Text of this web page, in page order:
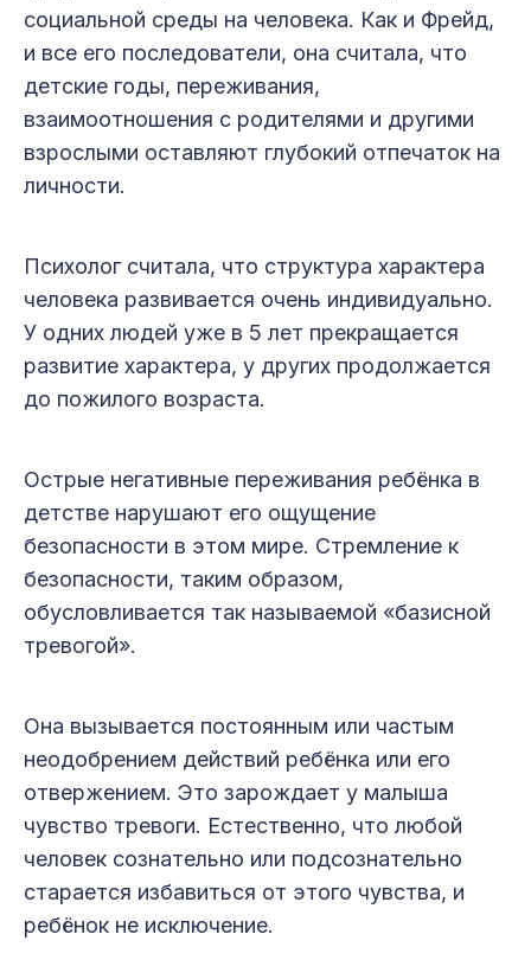
социальной среды на человека. Как и Фрейд,
и все его последователи, она считала, что
детские годы, переживания,
взаимоотношения с родителями и другими
взрослыми оставляют глубокий отпечаток на
личности.
Психолог считала, что структура характера
человека развивается очень индивидуально.
У одних людей уже в 5 лет прекращается
развитие характера, у других продолжается
до пожилого возраста.
Острые негативные переживания ребёнка в
детстве нарушают его ощущение
безопасности в этом мире. Стремление к
безопасности, таким образом,
обусловливается так называемой «базисной
тревогой».
Она вызывается постоянным или частым
неодобрением действий ребёнка или его
отвержением. Это зарождает у малыша
чувство тревоги. Естественно, что любой
человек сознательно или подсознательно
старается избавиться от этого чувства, и
ребёнок не исключение.